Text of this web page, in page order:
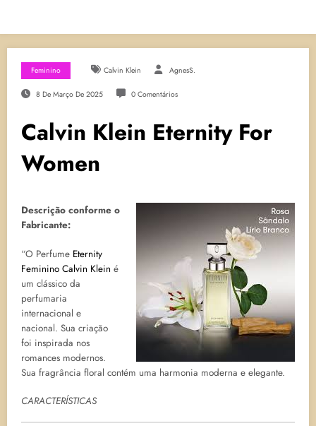
Feminino Calvin Klein AgnesS.
8 De Março De 2025 0 Comentários
Calvin Klein Eternity For
Women
Descrição conforme o
Fabricante:
“O Perfume Eternity
Feminino Calvin Klein é
um clássico da
perfumaria
internacional e
nacional. Sua criação
foi inspirada nos
romances modernos.
Sua fragrância floral contém uma harmonia moderna e elegante.
CARACTERÍSTICAS